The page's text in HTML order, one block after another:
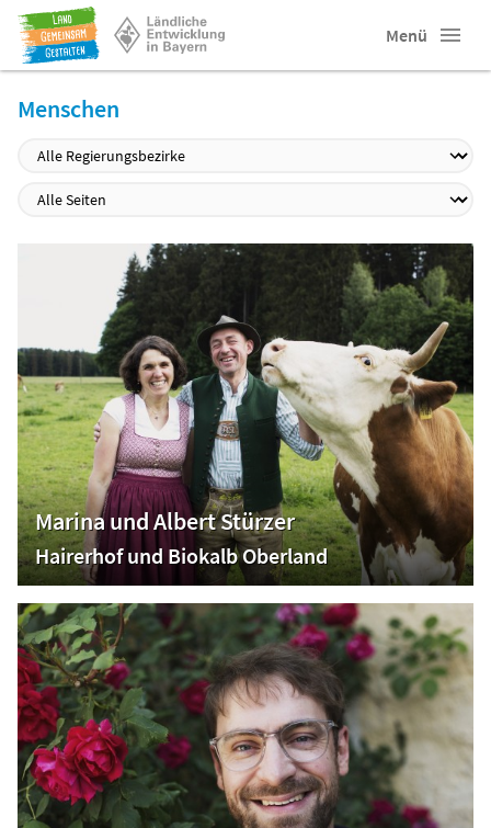
Menü
Menschen
Marina und Albert Stürzer
Hairerhof und Biokalb Oberland